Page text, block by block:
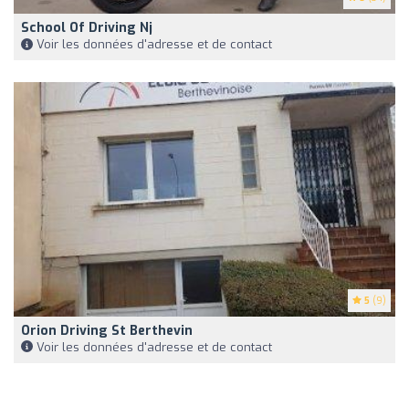
School Of Driving Nj
Voir les données d'adresse et de contact
5 (9)
Orion Driving St Berthevin
Voir les données d'adresse et de contact